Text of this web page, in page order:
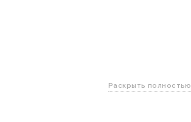
Раскрыть полностью